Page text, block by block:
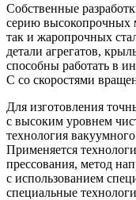
Собственные
серию высокопрочных
так и жаропрочных
детали агрегатов,
способны работать в
С со скоростями
Для изготовления
с высоким уровнем
технология
Применяется
прессования, метод
с использованием
специальные